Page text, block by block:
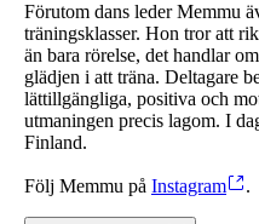
Förutom dans leder Memmu
träningsklasser. Hon tror att
än bara rörelse, det handlar
glädjen i att träna. Deltagare
lättillgängliga, positiva och
utmaningen precis lagom. I
Finland.
Följ Memmu på Instagram .